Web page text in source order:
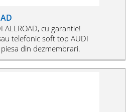
cu garantie!
telefonic soft top AUDI
din dezmembrari.